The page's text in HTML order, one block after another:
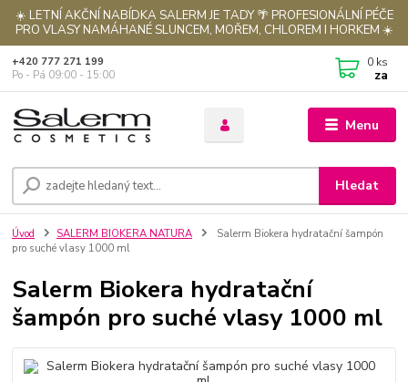
☀️ LETNÍ AKČNÍ NABÍDKA SALERM JE TADY 🌴 PROFESIONÁLNÍ PÉČE
PRO VLASY NAMÁHANÉ SLUNCEM, MOŘEM, CHLOREM I HORKEM ☀️
Menu
Hledat
+420 777 271 199
Po - Pá 09:00 - 15:00
0 ks
za
Úvod SALERM BIOKERA NATURA
Salerm Biokera hydratační šampón
pro suché vlasy 1000 ml
Salerm Biokera hydratační
šampón pro suché vlasy 1000 ml